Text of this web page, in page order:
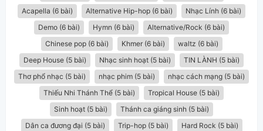
Acapella (6 bài)
Alternative Hip-hop (6 bài)
Nhạc Lính (6 bài)
Demo (6 bài)
Hymn (6 bài)
Alternative/Rock (6 bài)
Chinese pop (6 bài)
Khmer (6 bài)
waltz (6 bài)
Deep House (5 bài)
Nhạc sinh hoạt (5 bài)
TIN LÀNH (5 bài)
Thơ phổ nhạc (5 bài)
nhạc phim (5 bài)
nhạc cách mạng (5 bài)
Thiếu Nhi Thánh Thể (5 bài)
Tropical House (5 bài)
Sinh hoạt (5 bài)
Thánh ca giáng sinh (5 bài)
Dân ca đương đại (5 bài)
Trip-hop (5 bài)
Hard Rock (5 bài)